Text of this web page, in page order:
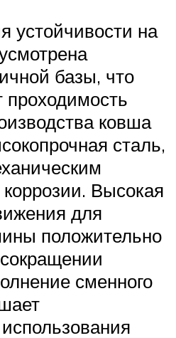
устойчивости на
базы, что
ковша
сталь,
Высокая
для
положительно
сменного